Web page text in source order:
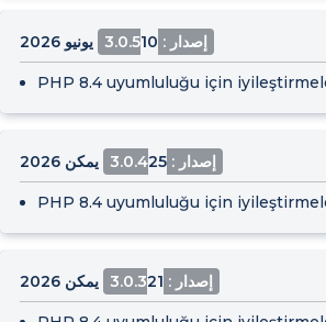
إصدار : 3.0.5 10 يونيو 2026
PHP 8.4 uyumluluğu için
إصدار : 3.0.4 25 يمكن 2026
PHP 8.4 uyumluluğu için
إصدار : 3.0.3 21 يمكن 2026